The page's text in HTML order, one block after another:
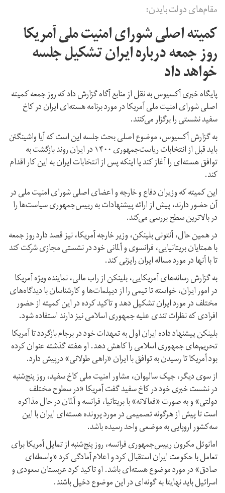
مقام‌های دولت بایدن:
کمیته اصلی شورای امنیت ملی آمریکا
روز جمعه درباره ایران تشکیل جلسه
خواهد داد
پایگاه خبری آکسیوس به نقل از منابع آگاه گزارش داد که روز جمعه کمیته
اصلی شورای امنیت ملی آمریکا در مورد برنامه هسته‌ای ایران در کاخ
سفید نشستی را برگزار می‌کنند.
به گزارش آکسیوس، موضوع اصلی بحث جلسه این است که آیا واشینگتن
باید قبل از انتخابات ریاست‌جمهوری ۱۴۰۰ در ایران روند بازگشت به
توافق هسته‌ای را آغاز کند یا اینکه پس از انتخابات ایران به این کار اقدام
کند.
این کمیته که وزیران دفاع و خارجه و اعضای اصلی شورای امنیت ملی در
آن حضور دارند، پیش از ارائه پیشنهادات به رییس‌جمهوری سیاست‌ها را
در بالاترین سطح بررسی می‌کند.
در همین حال، آنتونی بلینکن، وزیر خارجه آمریکا، نیز قصد دارد روز جمعه
با همتایان بریتانیایی، فرانسوی و آلمانی خود در نشستی مجازی شرکت کند
تا با آنها در مورد مساله ایران رایزنی کند.
به گزارش رسانه‌های آمریکایی، بلینکن از راب مالی، نماینده ویژه آمریکا
در امور ایران، خواسته تا تیمی را از دیپلمات‌ها و کارشناسان با دیدگاه‌های
مختلف در مورد ایران تشکیل دهد و تاکید کرده در این کمیته از حضور
افرادی که نظرات تندی علیه جمهوری اسلامی نیز دارند استفاده شود.
بلینکن پیشنهاد داده ایران اول به تعهدات خود در برجام بازگردد تا آمریکا
تحریم‌های جمهوری اسلامی را کاهش دهد. او هفته گذشته عنوان کرده
بود آمریکا تا رسیدن به توافق با ایران «راهی طولانی» درپیش دارد.
از سوی دیگر، جیک سالیوان، مشاور امنیت ملی کاخ سفید، روز پنج‌شنبه
در نشست خبری خود در کاخ سفید گفت آمریکا «در سطوح مختلف
دولتی» و به صورت «فعالانه» با بریتانیا، فرانسه و آلمان در حال مذاکره
است تا پیش از هرگونه تصمیمی در مورد پرونده هسته‌ای ایران با این
سه‌کشور اروپایی به موضعی واحد رسیده باشد.
امانوئل مکرون رییس‌جمهوری فرانسه، روز پنج‌شنبه از تمایل آمریکا برای
تعامل با حکومت ایران استقبال کرد و اعلام آمادگی کرد «واسطه‌ای
صادق» در مورد موضوع هسته‌ای باشد. او تاکید کرد عربستان سعودی و
اسرائیل باید نهایتا به گونه‌‌ای در این موضوع دخیل باشند.